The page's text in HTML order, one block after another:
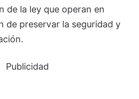
de la ley que operan en
de preservar la seguridad y
Publicidad